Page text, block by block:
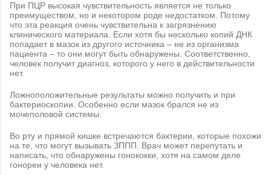
При ПЦР высокая чувствительность является не только
преимуществом, но и некотором роде недостатком. Потому
что эта реакция очень чувствительна к загрязнению
клинического материала. Если хотя бы несколько копий ДНК
попадает в мазок из другого источника – не из организма
пациента – то они могут быть обнаружены. Соответственно,
человек получит диагноз, которого у него в действительности
нет.
Ложноположительные результаты можно получить и при
бактериоскопии. Особенно если мазок брался не из
мочеполовой системы.
Во рту и прямой кишке встречаются бактерии, которые похожи
на те, что могут вызывать ЗППП. Врач может перепутать и
написать, что обнаружены гонококки, хотя на самом деле
гонореи у человека нет.